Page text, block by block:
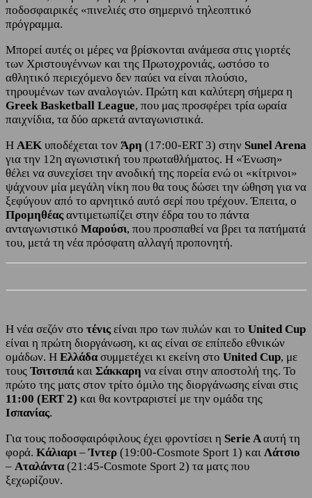
ποδοσφαιρικές «πινελιές στο σημερινό τηλεοπτικό
πρόγραμμα.
Μπορεί αυτές οι μέρες να βρίσκονται ανάμεσα στις γιορτές
των Χριστουγέννων και της Πρωτοχρονιάς, ωστόσο το
αθλητικό περιεχόμενο δεν παύει να είναι πλούσιο,
τηρουμένων των αναλογιών. Πρώτη και καλύτερη σήμερα η
Greek Basketball League, που μας προσφέρει τρία ωραία
παιχνίδια, τα δύο αρκετά ανταγωνιστικά.
Η ΑΕΚ υποδέχεται τον Άρη (17:00-ERT 3) στην Sunel Arena
για την 12η αγωνιστική του πρωταθλήματος. Η «Ένωση»
θέλει να συνεχίσει την ανοδική της πορεία ενώ οι «κίτρινοι»
ψάχνουν μία μεγάλη νίκη που θα τους δώσει την ώθηση για να
ξεφύγουν από το αρνητικό αυτό σερί που τρέχουν. Έπειτα, ο
Προμηθέας αντιμετωπίζει στην έδρα του το πάντα
ανταγωνιστικό Μαρούσι, που προσπαθεί να βρει τα πατήματά
του, μετά τη νέα πρόσφατη αλλαγή προπονητή.
Η νέα σεζόν στο τένις είναι προ των πυλών και το United Cup
είναι η πρώτη διοργάνωση, κι ας είναι σε επίπεδο εθνικών
ομάδων. Η Ελλάδασυμμετέχει κι εκείνη στο United Cup, με
τους Τσιτσιπάκαι Σάκκαρη να είναι στην αποστολή της. Το
πρώτο της ματς στον τρίτο όμιλο της διοργάνωσης είναι στις
11:00 (ERT 2) και θα κοντραριστεί με την ομάδα της
Ισπανίας.
Για τους ποδοσφαιρόφιλους έχει φροντίσει η Serie Aαυτή τη
φορά. Κάλιαρι –Ίντερ (19:00-Cosmote Sport 1) και Λάτσιο
– Αταλάντα(21:45-Cosmote Sport 2) τα ματς που
ξεχωρίζουν.